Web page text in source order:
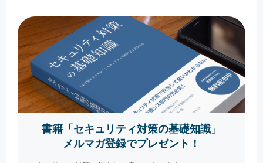
書籍「セキュリティ対策の基礎知識」
メルマガ登録でプレゼント！